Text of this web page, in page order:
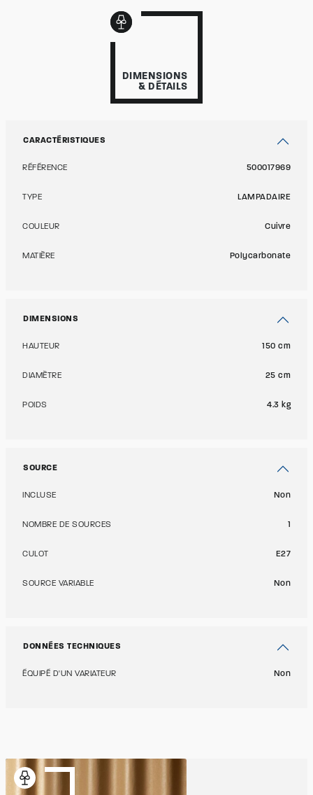
DIMENSIONS
& DÉTAILS
CARACTÉRISTIQUES
RÉFÉRENCE 500017969
TYPE LAMPADAIRE
COULEUR Cuivre
MATIÈRE Polycarbonate
DIMENSIONS
HAUTEUR 150 cm
DIAMÈTRE 25 cm
POIDS 4.3 kg
SOURCE
INCLUSE Non
NOMBRE DE SOURCES 1
CULOT E27
SOURCE VARIABLE Non
DONNÉES TECHNIQUES
ÉQUIPÉ D'UN VARIATEUR Non